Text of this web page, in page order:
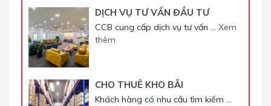
DỊCH VỤ TƯ VẤN ĐẦU TƯ
CCB cung cấp dịch vụ tư vấn … Xem
thêm
CHO THUÊ KHO BÃI
Khách hàng có nhu cầu tìm kiếm …